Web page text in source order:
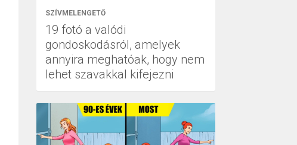
SZÍVMELENGETŐ
19 fotó a valódi
gondoskodásról, amelyek
annyira meghatóak, hogy nem
lehet szavakkal kifejezni